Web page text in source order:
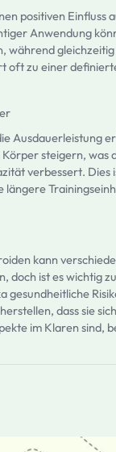
positiven Einfluss
Anwendung
während gleichzeitig
oft zu einer
Ausdauerleistung
steigern, was
verbessert. Dies
kann
doch ist es wichtig
gesundheitliche
dass sie
im Klaren sind,